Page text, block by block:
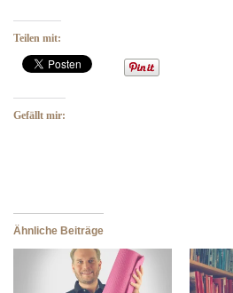
Teilen mit:
Gefällt mir:
Ähnliche Beiträge